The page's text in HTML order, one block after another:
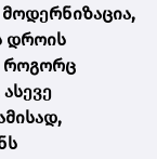
დროის
როგორც